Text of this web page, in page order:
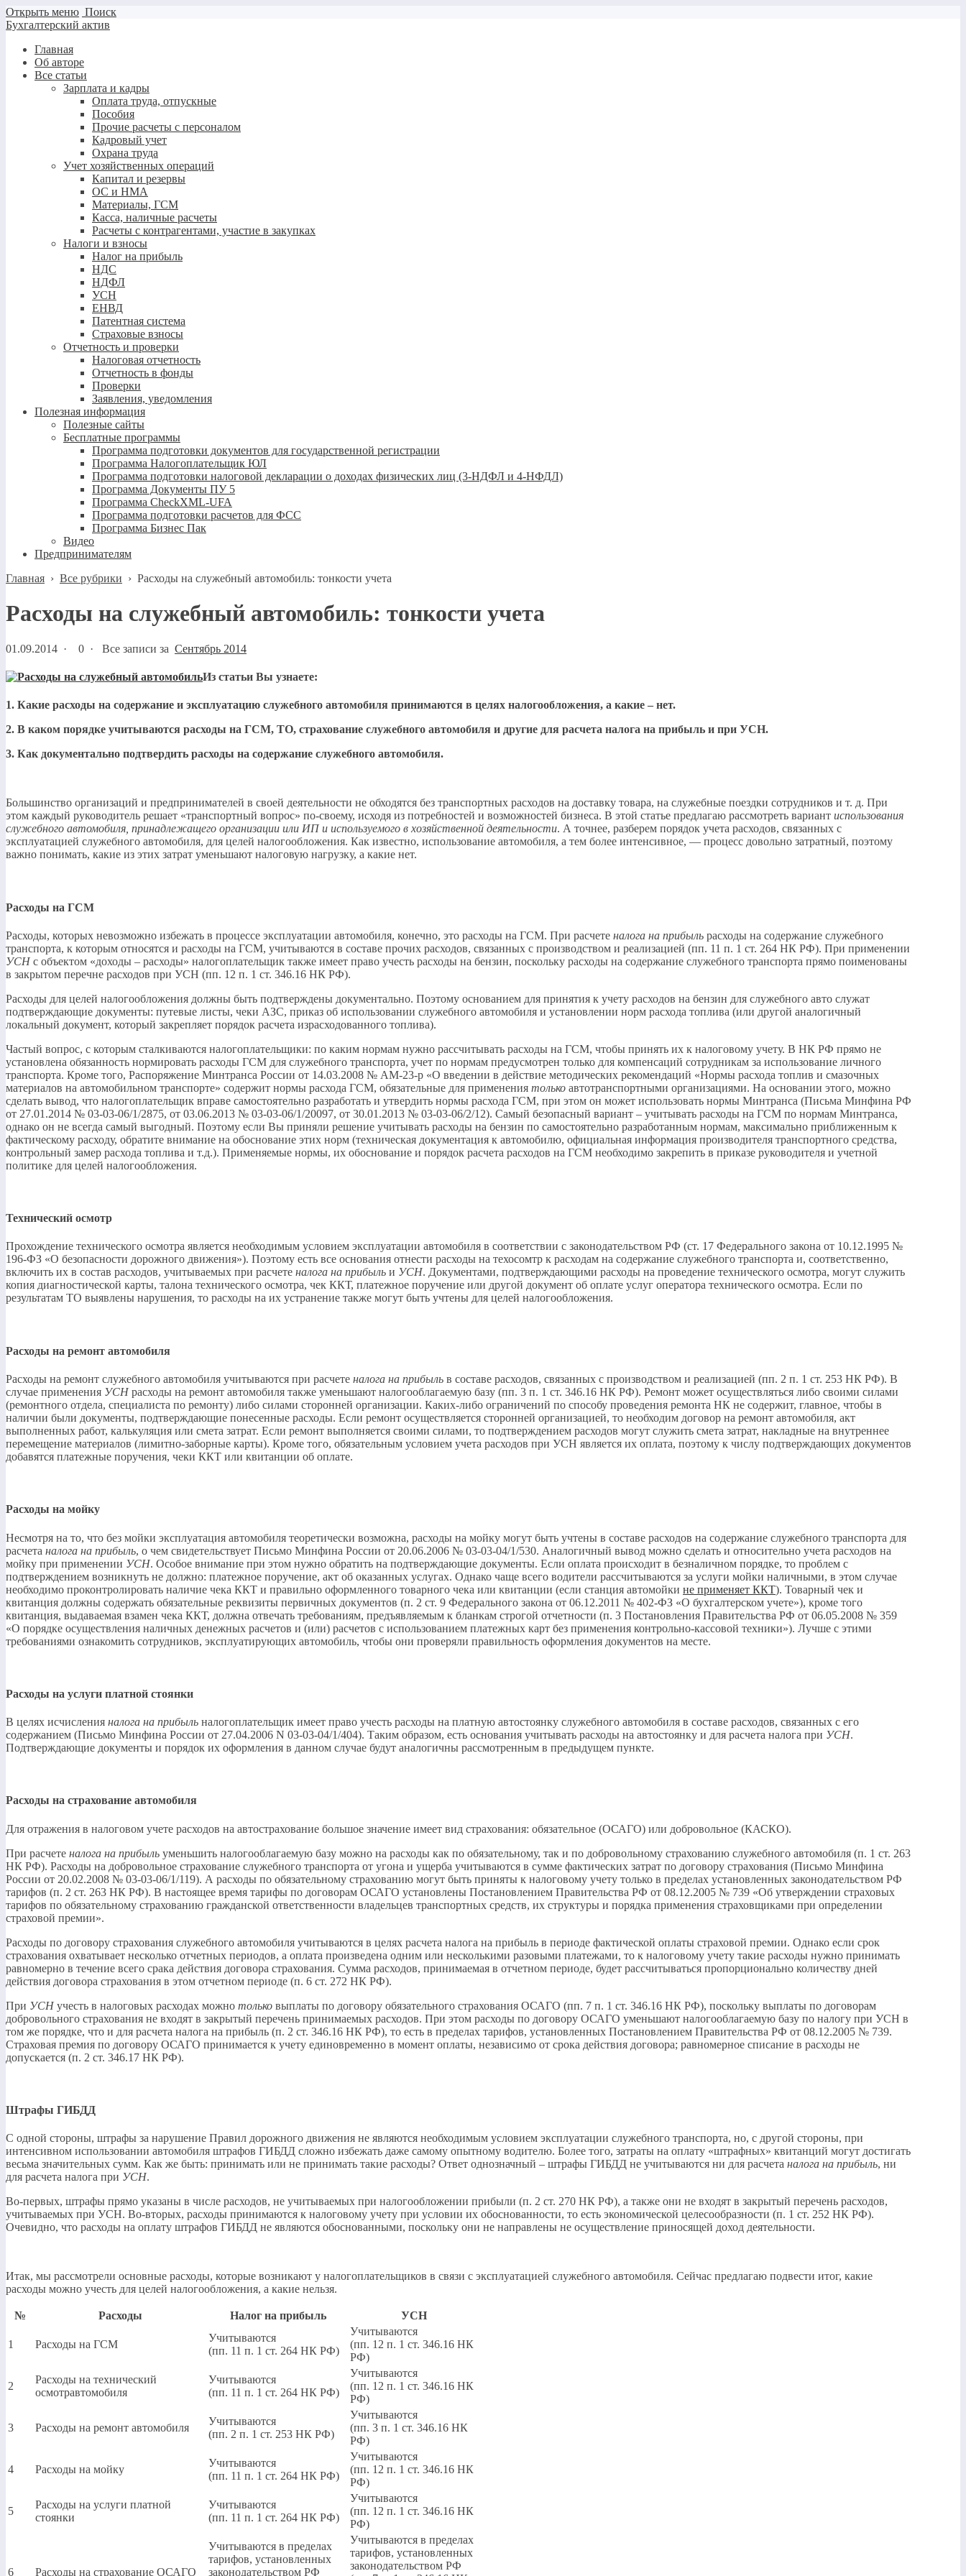
Открыть меню Поиск
Бухгалтерский актив
Главная
Об авторе
Все статьи
Зарплата и кадры
Оплата труда, отпускные
Пособия
Прочие расчеты с персоналом
Кадровый учет
Охрана труда
Учет хозяйственных операций
Капитал и резервы
ОС и НМА
Материалы, ГСМ
Касса, наличные расчеты
Расчеты с контрагентами, участие в закупках
Налоги и взносы
Налог на прибыль
НДС
НДФЛ
УСН
ЕНВД
Патентная система
Страховые взносы
Отчетность и проверки
Налоговая отчетность
Отчетность в фонды
Проверки
Заявления, уведомления
Полезная информация
Полезные сайты
Бесплатные программы
Программа подготовки документов для государственной регистрации
Программа Налогоплательщик ЮЛ
Программа подготовки налоговой декларации о доходах физических лиц (3-НДФЛ и 4-НФДЛ)
Программа Документы ПУ 5
Программа CheckXML-UFA
Программа подготовки расчетов для ФСС
Программа Бизнес Пак
Видео
Предпринимателям
Главная › Все рубрики › Расходы на служебный автомобиль: тонкости учета
Расходы на служебный автомобиль: тонкости учета
01.09.2014 · 0 · Все записи за Сентябрь 2014
Из статьи Вы узнаете:
1. Какие расходы на содержание и эксплуатацию служебного автомобиля принимаются в целях налогообложения, а какие – нет.
2. В каком порядке учитываются расходы на ГСМ, ТО, страхование служебного автомобиля и другие для расчета налога на прибыль и при УСН.
3. Как документально подтвердить расходы на содержание служебного автомобиля.
Большинство организаций и предпринимателей в своей деятельности не обходятся без транспортных расходов на доставку товара, на служебные поездки сотрудников и т. д. При
этом каждый руководитель решает «транспортный вопрос» по-своему, исходя из потребностей и возможностей бизнеса. В этой статье предлагаю рассмотреть вариант использования
служебного автомобиля, принадлежащего организации или ИП и используемого в хозяйственной деятельности. А точнее, разберем порядок учета расходов, связанных с
эксплуатацией служебного автомобиля, для целей налогообложения. Как известно, использование автомобиля, а тем более интенсивное, — процесс довольно затратный, поэтому
важно понимать, какие из этих затрат уменьшают налоговую нагрузку, а какие нет.
Расходы на ГСМ
Расходы, которых невозможно избежать в процессе эксплуатации автомобиля, конечно, это расходы на ГСМ. При расчете налога на прибыль расходы на содержание служебного
транспорта, к которым относятся и расходы на ГСМ, учитываются в составе прочих расходов, связанных с производством и реализацией (пп. 11 п. 1 ст. 264 НК РФ). При применении
УСН с объектом «доходы – расходы» налогоплательщик также имеет право учесть расходы на бензин, поскольку расходы на содержание служебного транспорта прямо поименованы
в закрытом перечне расходов при УСН (пп. 12 п. 1 ст. 346.16 НК РФ).
Расходы для целей налогообложения должны быть подтверждены документально. Поэтому основанием для принятия к учету расходов на бензин для служебного авто служат
подтверждающие документы: путевые листы, чеки АЗС, приказ об использовании служебного автомобиля и установлении норм расхода топлива (или другой аналогичный
локальный документ, который закрепляет порядок расчета израсходованного топлива).
Частый вопрос, с которым сталкиваются налогоплательщики: по каким нормам нужно рассчитывать расходы на ГСМ, чтобы принять их к налоговому учету. В НК РФ прямо не
установлена обязанность нормировать расходы ГСМ для служебного транспорта, учет по нормам предусмотрен только для компенсаций сотрудникам за использование личного
транспорта. Кроме того, Распоряжение Минтранса России от 14.03.2008 № АМ-23-р «О введении в действие методических рекомендаций «Нормы расхода топлив и смазочных
материалов на автомобильном транспорте» содержит нормы расхода ГСМ, обязательные для применения только автотранспортными организациями. На основании этого, можно
сделать вывод, что налогоплательщик вправе самостоятельно разработать и утвердить нормы расхода ГСМ, при этом он может использовать нормы Минтранса (Письма Минфина РФ
от 27.01.2014 № 03-03-06/1/2875, от 03.06.2013 № 03-03-06/1/20097, от 30.01.2013 № 03-03-06/2/12). Самый безопасный вариант – учитывать расходы на ГСМ по нормам Минтранса,
однако он не всегда самый выгодный. Поэтому если Вы приняли решение учитывать расходы на бензин по самостоятельно разработанным нормам, максимально приближенным к
фактическому расходу, обратите внимание на обоснование этих норм (техническая документация к автомобилю, официальная информация производителя транспортного средства,
контрольный замер расхода топлива и т.д.). Применяемые нормы, их обоснование и порядок расчета расходов на ГСМ необходимо закрепить в приказе руководителя и учетной
политике для целей налогообложения.
Технический осмотр
Прохождение технического осмотра является необходимым условием эксплуатации автомобиля в соответствии с законодательством РФ (ст. 17 Федерального закона от 10.12.1995 №
196-ФЗ «О безопасности дорожного движения»). Поэтому есть все основания отнести расходы на техосомтр к расходам на содержание служебного транспорта и, соответственно,
включить их в состав расходов, учитываемых при расчете налога на прибыль и УСН. Документами, подтверждающими расходы на проведение технического осмотра, могут служить
копия диагностической карты, талона технического осмотра, чек ККТ, платежное поручение или другой документ об оплате услуг оператора технического осмотра. Если по
результатам ТО выявлены нарушения, то расходы на их устранение также могут быть учтены для целей налогообложения.
Расходы на ремонт автомобиля
Расходы на ремонт служебного автомобиля учитываются при расчете налога на прибыль в составе расходов, связанных с производством и реализацией (пп. 2 п. 1 ст. 253 НК РФ). В
случае применения УСН расходы на ремонт автомобиля также уменьшают налогооблагаемую базу (пп. 3 п. 1 ст. 346.16 НК РФ). Ремонт может осуществляться либо своими силами
(ремонтного отдела, специалиста по ремонту) либо силами сторонней организации. Каких-либо ограничений по способу проведения ремонта НК не содержит, главное, чтобы в
наличии были документы, подтверждающие понесенные расходы. Если ремонт осуществляется сторонней организацией, то необходим договор на ремонт автомобиля, акт
выполненных работ, калькуляция или смета затрат. Если ремонт выполняется своими силами, то подтверждением расходов могут служить смета затрат, накладные на внутреннее
перемещение материалов (лимитно-заборные карты). Кроме того, обязательным условием учета расходов при УСН является их оплата, поэтому к числу подтверждающих документов
добавятся платежные поручения, чеки ККТ или квитанции об оплате.
Расходы на мойку
Несмотря на то, что без мойки эксплуатация автомобиля теоретически возможна, расходы на мойку могут быть учтены в составе расходов на содержание служебного транспорта для
расчета налога на прибыль, о чем свидетельствует Письмо Минфина России от 20.06.2006 № 03-03-04/1/530. Аналогичный вывод можно сделать и относительно учета расходов на
мойку при применении УСН. Особое внимание при этом нужно обратить на подтверждающие документы. Если оплата происходит в безналичном порядке, то проблем с
подтверждением возникнуть не должно: платежное поручение, акт об оказанных услугах. Однако чаще всего водители рассчитываются за услуги мойки наличными, в этом случае
необходимо проконтролировать наличие чека ККТ и правильно оформленного товарного чека или квитанции (если станция автомойки не применяет ККТ). Товарный чек и
квитанция должны содержать обязательные реквизиты первичных документов (п. 2 ст. 9 Федерального закона от 06.12.2011 № 402-ФЗ «О бухгалтерском учете»), кроме того
квитанция, выдаваемая взамен чека ККТ, должна отвечать требованиям, предъявляемым к бланкам строгой отчетности (п. 3 Постановления Правительства РФ от 06.05.2008 № 359
«О порядке осуществления наличных денежных расчетов и (или) расчетов с использованием платежных карт без применения контрольно-кассовой техники»). Лучше с этими
требованиями ознакомить сотрудников, эксплуатирующих автомобиль, чтобы они проверяли правильность оформления документов на месте.
Расходы на услуги платной стоянки
В целях исчисления налога на прибыль налогоплательщик имеет право учесть расходы на платную автостоянку служебного автомобиля в составе расходов, связанных с его
содержанием (Письмо Минфина России от 27.04.2006 N 03-03-04/1/404). Таким образом, есть основания учитывать расходы на автостоянку и для расчета налога при УСН.
Подтверждающие документы и порядок их оформления в данном случае будут аналогичны рассмотренным в предыдущем пункте.
Расходы на страхование автомобиля
Для отражения в налоговом учете расходов на автострахование большое значение имеет вид страхования: обязательное (ОСАГО) или добровольное (КАСКО).
При расчете налога на прибыль уменьшить налогооблагаемую базу можно на расходы как по обязательному, так и по добровольному страхованию служебного автомобиля (п. 1 ст. 263
НК РФ). Расходы на добровольное страхование служебного транспорта от угона и ущерба учитываются в сумме фактических затрат по договору страхования (Письмо Минфина
России от 20.02.2008 № 03-03-06/1/119). А расходы по обязательному страхованию могут быть приняты к налоговому учету только в пределах установленных законодательством РФ
тарифов (п. 2 ст. 263 НК РФ). В настоящее время тарифы по договорам ОСАГО установлены Постановлением Правительства РФ от 08.12.2005 № 739 «Об утверждении страховых
тарифов по обязательному страхованию гражданской ответственности владельцев транспортных средств, их структуры и порядка применения страховщиками при определении
страховой премии».
Расходы по договору страхования служебного автомобиля учитываются в целях расчета налога на прибыль в периоде фактической оплаты страховой премии. Однако если срок
страхования охватывает несколько отчетных периодов, а оплата произведена одним или несколькими разовыми платежами, то к налоговому учету такие расходы нужно принимать
равномерно в течение всего срака действия договора страхования. Сумма расходов, принимаемая в отчетном периоде, будет рассчитываться пропорционально количеству дней
действия договора страхования в этом отчетном периоде (п. 6 ст. 272 НК РФ).
При УСН учесть в налоговых расходах можно только выплаты по договору обязательного страхования ОСАГО (пп. 7 п. 1 ст. 346.16 НК РФ), поскольку выплаты по договорам
добровольного страхования не входят в закрытый перечень принимаемых расходов. При этом расходы по договору ОСАГО уменьшают налогооблагаемую базу по налогу при УСН в
том же порядке, что и для расчета налога на прибыль (п. 2 ст. 346.16 НК РФ), то есть в пределах тарифов, установленных Постановлением Правительства РФ от 08.12.2005 № 739.
Страховая премия по договору ОСАГО принимается к учету единовременно в момент оплаты, независимо от срока действия договора; равномерное списание в расходы не
допускается (п. 2 ст. 346.17 НК РФ).
Штрафы ГИБДД
С одной стороны, штрафы за нарушение Правил дорожного движения не являются необходимым условием эксплуатации служебного транспорта, но, с другой стороны, при
интенсивном использовании автомобиля штрафов ГИБДД сложно избежать даже самому опытному водителю. Более того, затраты на оплату «штрафных» квитанций могут достигать
весьма значительных сумм. Как же быть: принимать или не принимать такие расходы? Ответ однозначный – штрафы ГИБДД не учитываются ни для расчета налога на прибыль, ни
для расчета налога при УСН.
Во-первых, штрафы прямо указаны в числе расходов, не учитываемых при налогообложении прибыли (п. 2 ст. 270 НК РФ), а также они не входят в закрытый перечень расходов,
учитываемых при УСН. Во-вторых, расходы принимаются к налоговому учету при условии их обоснованности, то есть экономической целесообразности (п. 1 ст. 252 НК РФ).
Очевидно, что расходы на оплату штрафов ГИБДД не являются обоснованными, поскольку они не направлены не осуществление приносящей доход деятельности.
Итак, мы рассмотрели основные расходы, которые возникают у налогоплательщиков в связи с эксплуатацией служебного автомобиля. Сейчас предлагаю подвести итог, какие
расходы можно учесть для целей налогообложения, а какие нельзя.
№ Расходы Налог на прибыль УСН
1 Расходы на ГСМ
Учитываются
(пп. 11 п. 1 ст. 264 НК РФ)
Учитываются
(пп. 12 п. 1 ст. 346.16 НК
РФ)
2
Расходы на технический
осмотравтомобиля
Учитываются
(пп. 11 п. 1 ст. 264 НК РФ)
Учитываются
(пп. 12 п. 1 ст. 346.16 НК
РФ)
3 Расходы на ремонт автомобиля
Учитываются
(пп. 2 п. 1 ст. 253 НК РФ)
Учитываются
(пп. 3 п. 1 ст. 346.16 НК
РФ)
4 Расходы на мойку
Учитываются
(пп. 11 п. 1 ст. 264 НК РФ)
Учитываются
(пп. 12 п. 1 ст. 346.16 НК
РФ)
5
Расходы на услуги платной
стоянки
Учитываются
(пп. 11 п. 1 ст. 264 НК РФ)
Учитываются
(пп. 12 п. 1 ст. 346.16 НК
РФ)
6 Расходы на страхование ОСАГО
Учитываются в пределах
тарифов, установленных
законодательством РФ
Учитываются в пределах
тарифов, установленных
законодательством РФ